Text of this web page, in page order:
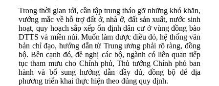
Trong thời gian tới, cần tập trung tháo gỡ những khó khăn,
vướng mắc về hỗ trợ đất ở, nhà ở, đất sản xuất, nước sinh
hoạt, quy hoạch sắp xếp ổn định dân cư ở vùng đồng bào
DTTS và miền núi. Muốn làm được điều đó, hệ thống văn
bản chỉ đạo, hướng dẫn từ Trung ương phải rõ ràng, đồng
bộ. Bên cạnh đó, đề nghị các bộ, ngành có liên quan tiếp
tục tham mưu cho Chính phủ, Thủ tướng Chính phủ ban
hành và bổ sung hướng dẫn đầy đủ, đồng bộ để địa
phương triển khai thực hiện theo đúng quy định.